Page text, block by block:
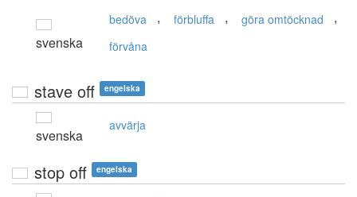
svenska
bedöva , förbluffa , göra omtöcknad ,
förvåna
stave off engelska
svenska
avvärja
stop off engelska